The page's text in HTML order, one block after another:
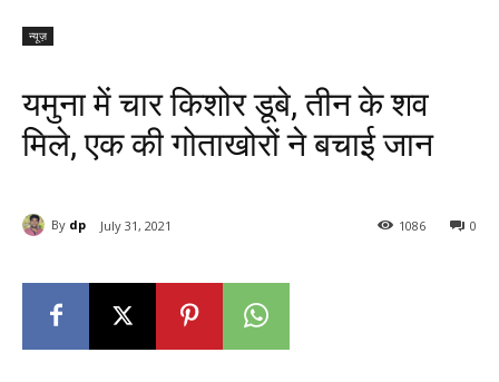
न्यूज़
यमुना में चार किशोर डूबे, तीन के शव
मिले, एक की गोताखोरों ने बचाई जान
By dp July 31, 2021 0
1086